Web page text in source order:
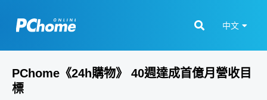
中文
PChome《24h購物》 40週達成首億月營收目
標